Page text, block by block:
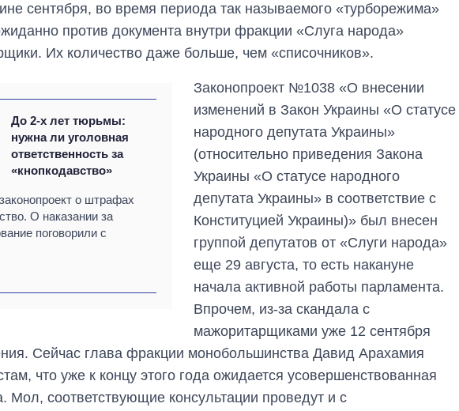
сентября, во время периода так называемого «турборежима»
против документа внутри фракции «Слуга народа»
Их количество даже больше, чем «списочников».
До 2-х лет тюрьмы:
нужна ли уголовная
ответственность за
«кнопкодавство»
о штрафах
О наказании за
поговорили с
Законопроект №1038 «О внесении
изменений в Закон Украины «О статусе
народного депутата Украины»
(относительно приведения Закона
Украины «О статусе народного
депутата Украины» в соответствие с
Конституцией Украины)» был внесен
группой депутатов от «Слуги народа»
еще 29 августа, то есть накануне
начала активной работы парламента.
Впрочем, из-за скандала с
мажоритарщиками уже 12 сентября
Сейчас глава фракции монобольшинства Давид Арахамия
что уже к концу этого года ожидается усовершенствованная
Мол, соответствующие консультации проведут и с